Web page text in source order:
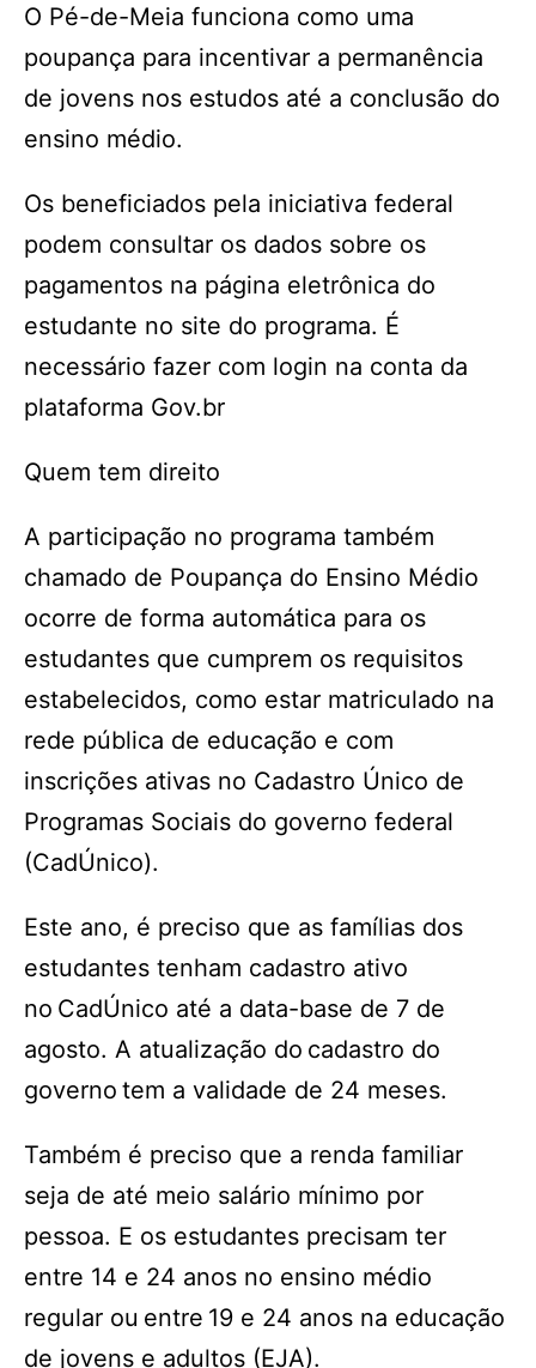
O Pé-de-Meia funciona como uma
poupança para incentivar a permanência
de jovens nos estudos até a conclusão do
ensino médio.
Os beneficiados pela iniciativa federal
podem consultar os dados sobre os
pagamentos na página eletrônica do
estudante no site do programa. É
necessário fazer com login na conta da
plataforma Gov.br
Quem tem direito
A participação no programa também
chamado de Poupança do Ensino Médio
ocorre de forma automática para os
estudantes que cumprem os requisitos
estabelecidos, como estar matriculado na
rede pública de educação e com
inscrições ativas no Cadastro Único de
Programas Sociais do governo federal
(CadÚnico).
Este ano, é preciso que as famílias dos
estudantes tenham cadastro ativo
no CadÚnico até a data-base de 7 de
agosto. A atualização do cadastro do
governo tem a validade de 24 meses.
Também é preciso que a renda familiar
seja de até meio salário mínimo por
pessoa. E os estudantes precisam ter
entre 14 e 24 anos no ensino médio
regular ou entre 19 e 24 anos na educação
de jovens e adultos (EJA).